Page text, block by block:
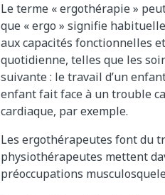
Le terme « ergothérapie »
que « ergo » signifie
aux capacités fonctionnelles
quotidienne, telles que les
suivante : le travail d’un
enfant fait face à un trouble
cardiaque, par exemple.
Les ergothérapeutes font du
physiothérapeutes mettent
préoccupations